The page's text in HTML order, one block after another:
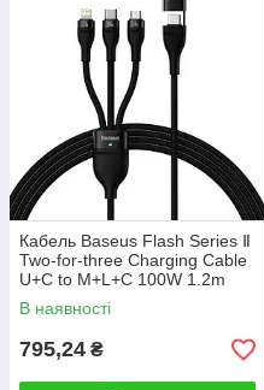
Кабель Baseus Flash Series Ⅱ
Two-for-three Charging Cable
U+C to M+L+C 100W 1.2m
Black
В наявності
795,24 ₴